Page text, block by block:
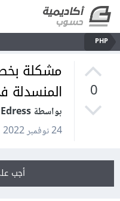
PHP
0
مشكلة
المنسدلة
بواسطة Ahmed Edress
24 نوفمبر 2022
أجب